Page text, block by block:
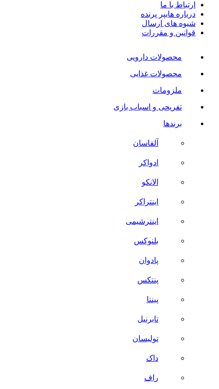
ارتباط با ما
درباره هایپر پرنده
شیوه های ارسال
قوانین و مقررات
محصولات دارویی
محصولات غذایی
ملزومات
تفریحی و اسباب بازی
برندها
آلفاسان
ادواکر
الانکو
اینتراکر
اینترشیمی
بلنوکس
پادوان
پنتکس
پینتا
تابرنیل
تولیسان
داک
راف